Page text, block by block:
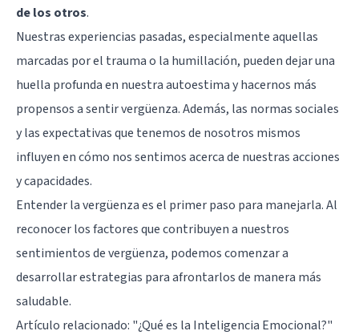
de los otros.
Nuestras experiencias pasadas, especialmente aquellas
marcadas por el trauma o la humillación, pueden dejar una
huella profunda en nuestra autoestima y hacernos más
propensos a sentir vergüenza. Además, las normas sociales
y las expectativas que tenemos de nosotros mismos
influyen en cómo nos sentimos acerca de nuestras acciones
y capacidades.
Entender la vergüenza es el primer paso para manejarla. Al
reconocer los factores que contribuyen a nuestros
sentimientos de vergüenza, podemos comenzar a
desarrollar estrategias para afrontarlos de manera más
saludable.
Artículo relacionado: "¿Qué es la Inteligencia Emocional?"